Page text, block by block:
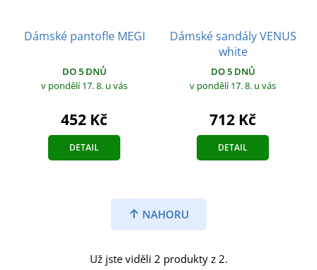
Dámské pantofle MEGI
DO 5 DNŮ
v pondělí 17. 8. u vás
452 Kč
DETAIL
Dámské sandály VENUS
white
DO 5 DNŮ
v pondělí 17. 8. u vás
712 Kč
DETAIL
NAHORU
Už jste viděli 2 produkty z 2.